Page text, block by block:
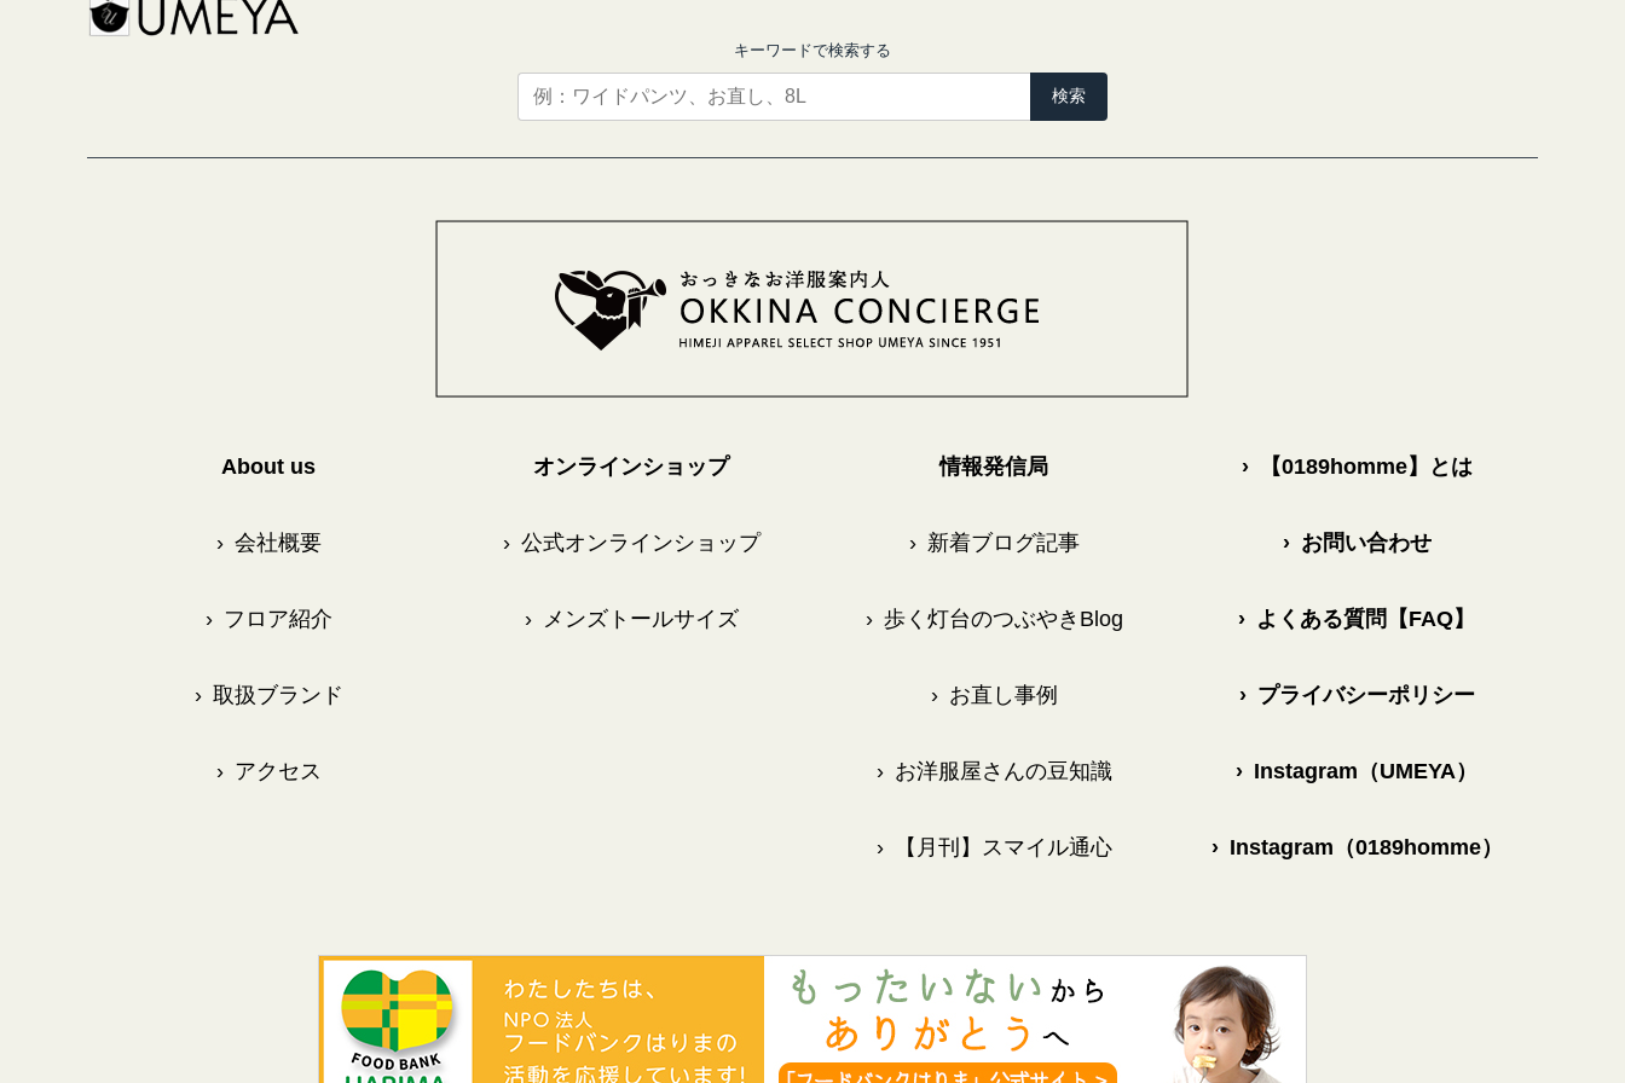
キーワードで検索する
検索
About us
›会社概要
›フロア紹介
›取扱ブランド
›アクセス
オンラインショップ
›公式オンラインショップ
›メンズトールサイズ
情報発信局
›新着ブログ記事
›歩く灯台のつぶやきBlog
›お直し事例
›お洋服屋さんの豆知識
›【月刊】スマイル通心
›【0189homme】とは
›お問い合わせ
› よくある質問【FAQ】
›プライバシーポリシー
› Instagram（UMEYA）
›Instagram（0189homme）